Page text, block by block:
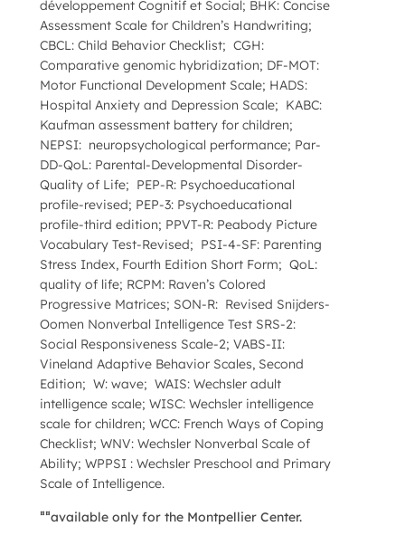
développement Cognitif et Social; BHK: Concise
Assessment Scale for Children’s Handwriting;
CBCL: Child Behavior Checklist; CGH:
Comparative genomic hybridization; DF-MOT:
Motor Functional Development Scale; HADS:
Hospital Anxiety and Depression Scale; KABC:
Kaufman assessment battery for children;
NEPSI: neuropsychological performance; Par-
DD-QoL: Parental-Developmental Disorder-
Quality of Life; PEP-R: Psychoeducational
profile-revised; PEP-3: Psychoeducational
profile-third edition; PPVT-R: Peabody Picture
Vocabulary Test-Revised; PSI-4-SF: Parenting
Stress Index, Fourth Edition Short Form; QoL:
quality of life; RCPM: Raven’s Colored
Progressive Matrices; SON-R: Revised Snijders-
Oomen Nonverbal Intelligence Test SRS-2:
Social Responsiveness Scale-2; VABS-II:
Vineland Adaptive Behavior Scales, Second
Edition; W: wave; WAIS: Wechsler adult
intelligence scale; WISC: Wechsler intelligence
scale for children; WCC: French Ways of Coping
Checklist; WNV: Wechsler Nonverbal Scale of
Ability; WPPSI : Wechsler Preschool and Primary
Scale of Intelligence.
¤¤available only for the Montpellier Center.